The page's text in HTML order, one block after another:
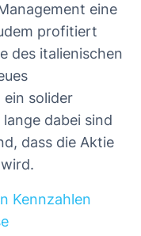
eine
profitiert
des italienischen
ein solider
dabei sind
dass die Aktie
Kennzahlen